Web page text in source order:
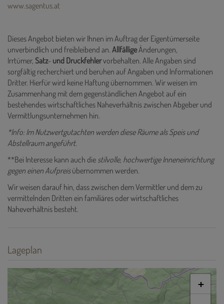
www.sagentus.at
Dieses Angebot bieten wir Ihnen im Auftrag der Eigentümerseite
unverbindlich und freibleibend an. AllfälligeÄnderungen,
Irrtümer, Satz- und Druckfehlervorbehalten. Alle Angaben sind
sorgfältig recherchiert und beruhen auf Angaben und Informationen
Dritter. Hierfür wird keine Haftung übernommen. Wir weisen im
Zusammenhang mit dem gegenständlichen Angebot auf ein
bestehendes wirtschaftliches Naheverhältnis zwischen Abgeber und
Vermittlungsunternehmen hin.
*Info: Im Nutzwertgutachten werden diese Räume als Speis und
Abstellraum angeführt.
**Bei Interesse kann auch die stilvolle, hochwertige Inneneinrichtung
gegen einen Aufpreisübernommen werden.
Wir weisen darauf hin, dass zwischen dem Vermittler und dem zu
vermittelnden Dritten ein familiäres oder wirtschaftliches
Naheverhältnis besteht.
Lageplan
+